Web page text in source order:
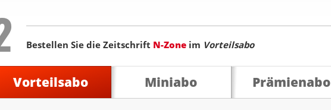
Bestellen Sie die Zeitschrift N-Zone im Vorteilsabo
Vorteilsabo Miniabo Prämienabo